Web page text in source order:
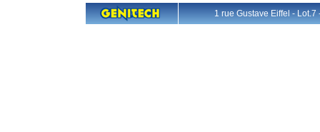
1 rue Gustave Eiffel -